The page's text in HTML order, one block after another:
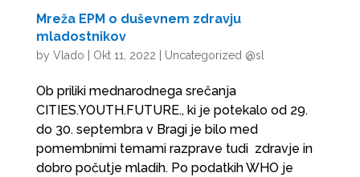
Mreža EPM o duševnem zdravju
mladostnikov
by Vlado Okt 11, 2022 Uncategorized @sl
Ob priliki mednarodnega srečanja
CITIES.YOUTH.FUTURE., ki je potekalo od 29.
do 30. septembra v Bragi je bilo med
pomembnimi temami razprave tudi zdravje in
dobro počutje mladih. Po podatkih WHO je